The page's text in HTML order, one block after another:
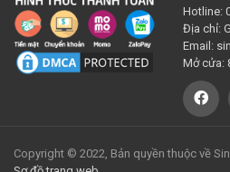
Hotline:
Địa chỉ:
Email:
Mở cửa:
Copyright © 2022, Bản quyền thuộc về